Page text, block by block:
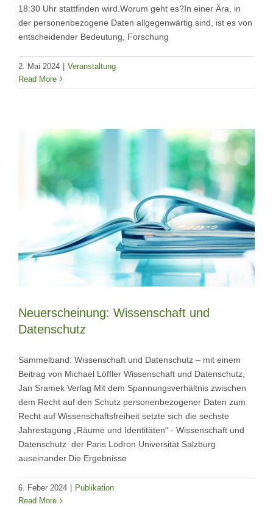
18:30 Uhr stattfinden wird.Worum geht es?In einer Ära, in
der personenbezogene Daten allgegenwärtig sind, ist es von
entscheidender Bedeutung, Forschung
2. Mai 2024 | Veranstaltung
Read More
Neuerscheinung: Wissenschaft und
Datenschutz
Sammelband: Wissenschaft und Datenschutz – mit einem
Beitrag von Michael Löffler Wissenschaft und Datenschutz,
Jan Sramek Verlag Mit dem Spannungsverhältnis zwischen
dem Recht auf den Schutz personenbezogener Daten zum
Recht auf Wissenschaftsfreiheit setzte sich die sechste
Jahrestagung „Räume und Identitäten“ - Wissenschaft und
Datenschutz der Paris Lodron Universität Salzburg
auseinander.Die Ergebnisse
6. Feber 2024
Publikation
Read More